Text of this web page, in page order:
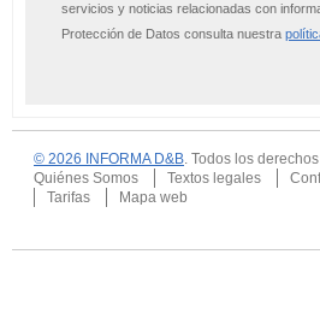
servicios y noticias relacionadas con
Protección de Datos consulta nuestra
© 2026 INFORMA D&B. Todos los
Quiénes Somos
Textos legales
Tarifas
Mapa web